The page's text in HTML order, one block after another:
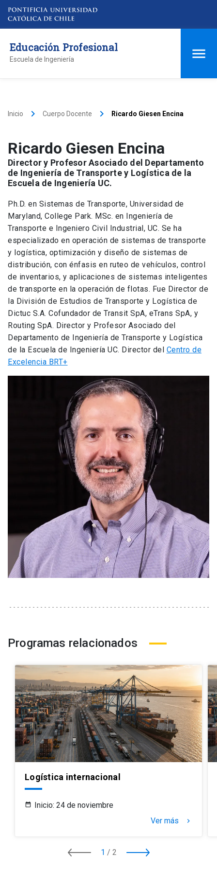
Educación Profesional
Escuela de Ingeniería
Inicio keyboard_arrow_right Cuerpo Docente keyboard_arrow_right Ricardo Giesen Encina
Ricardo Giesen Encina
Director y Profesor Asociado del Departamento
de Ingeniería de Transporte y Logística de la
Escuela de Ingeniería UC.
Ph.D. en Sistemas de Transporte, Universidad de
Maryland, College Park. MSc. en Ingeniería de
Transporte e Ingeniero Civil Industrial, UC. Se ha
especializado en operación de sistemas de transporte
y logística, optimización y diseño de sistemas de
distribución, con énfasis en ruteo de vehículos, control
de inventarios, y aplicaciones de sistemas inteligentes
de transporte en la operación de flotas. Fue Director de
la División de Estudios de Transporte y Logística de
Dictuc S.A. Cofundador de Transit SpA, eTrans SpA, y
Routing SpA. Director y Profesor Asociado del
Departamento de Ingeniería de Transporte y Logística
de la Escuela de Ingeniería UC. Director del Centro de
Excelencia BRT+
Programas relacionados
Logística internacional
Inicio: 24 de noviembre
Ver más
keyboard_arrow_right
1 / 2